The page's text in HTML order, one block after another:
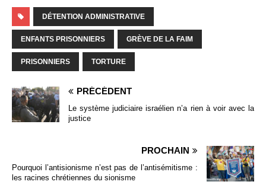
DÉTENTION ADMINISTRATIVE
ENFANTS PRISONNIERS GRÈVE DE LA FAIM
PRISONNIERS TORTURE
PRÉCÉDENT
Le système judiciaire israélien n’a rien à voir avec la
justice
PROCHAIN
Pourquoi l’antisionisme n’est pas de l’antisémitisme :
les racines chrétiennes du sionisme